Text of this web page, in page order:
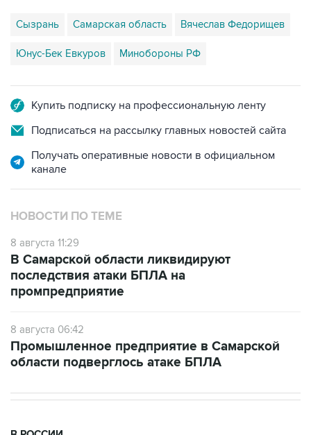
Сызрань Самарская область Вячеслав Федорищев
Юнус-Бек Евкуров Минобороны РФ
Купить подписку на профессиональную ленту
Подписаться на рассылку главных новостей сайта
Получать оперативные новости в официальном
канале
НОВОСТИ ПО ТЕМЕ
8 августа 11:29
В Самарской области ликвидируют
последствия атаки БПЛА на
промпредприятие
8 августа 06:42
Промышленное предприятие в Самарской
области подверглось атаке БПЛА